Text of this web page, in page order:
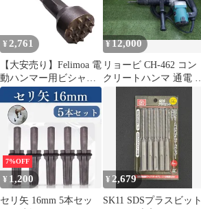
¥ 2,761
【大安売り】Felimoa 電
動ハンマー用ビシャン
石材工具 コンクリート
表面処理 六角軸
¥12,000
リョービ CH-462 コン
クリートハンマ 通電 土
状渡し 260614
7%OFF
¥ 1,200
セリ矢 16mm 5本セッ
¥ 2,679
SK11 SDSプラスビット